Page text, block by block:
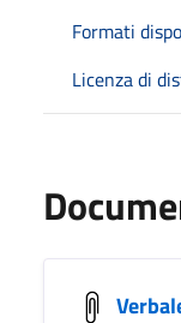
Formati
Licenza di